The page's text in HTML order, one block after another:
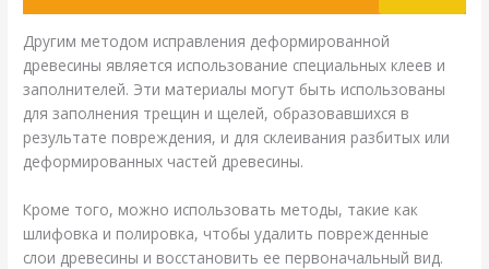
Другим методом исправления деформированной
древесины является использование специальных клеев и
заполнителей. Эти материалы могут быть использованы
для заполнения трещин и щелей, образовавшихся в
результате повреждения, и для склеивания разбитых или
деформированных частей древесины.
Кроме того, можно использовать методы, такие как
шлифовка и полировка, чтобы удалить поврежденные
слои древесины и восстановить ее первоначальный вид.